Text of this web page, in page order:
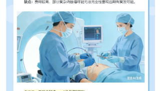
家庭病床科
专科介绍
党建工作
纪检监察